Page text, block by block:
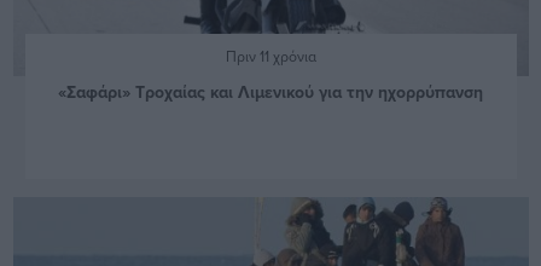
Πριν 11 χρόνια
«Σαφάρι» Τροχαίας και Λιμενικού για την ηχορρύπανση